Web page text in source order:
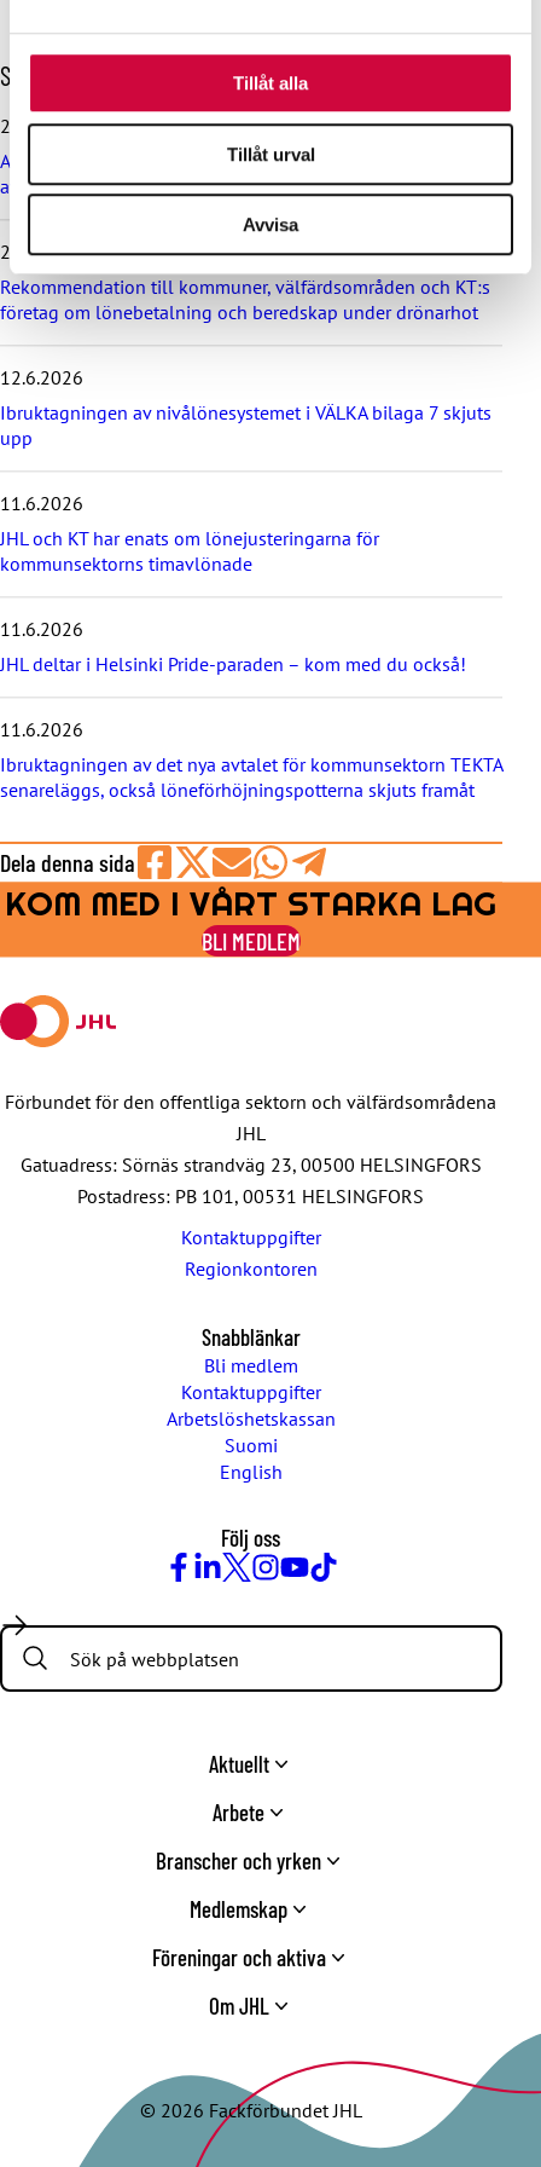
information som du har tillhandahållit eller som de har
Tillåt alla
Tillåt urval
Avvisa
H
o
p
p
a
ö
r
d
e
n
a
s
e
n
y
h
e
t
e
n
a
Senaste nyheterna
29.6.2026
Arbetsdomstolen dömde Helsingfors stad till böter på grund
av brott mot kollektivavtal
24.6.2026
Rekommendation till kommuner, välfärdsområden och KT:s
företag om lönebetalning och beredskap under drönarhot
12.6.2026
Ibruktagningen av nivålönesystemet i VÄLKA bilaga 7 skjuts
upp
11.6.2026
JHL och KT har enats om lönejusteringarna för
kommunsektorns timavlönade
11.6.2026
JHL deltar i Helsinki Pride-paraden – kom med du också!
11.6.2026
Ibruktagningen av det nya avtalet för kommunsektorn TEKTA
senareläggs, också löneförhöjningspotterna skjuts framåt
Dela denna sida
Share
on
Facebook
Share
on
Share
by
E-
Share
on
WhatsApp
Share
on
Telegram
KOM MED I VÅRT STARKA LAG
BLI MEDLEM
Förbundet för den offentliga sektorn och välfärdsområdena
JHL
Gatuadress: Sörnäs strandväg 23, 00500 HELSINGFORS
Postadress: PB 101, 00531 HELSINGFORS
Kontaktuppgifter
Regionkontoren
Snabblänkar
Bli medlem
Kontaktuppgifter
Arbetslöshetskassan
Suomi
English
Följ oss
Search:
Aktuellt
Arbete
Branscher och yrken
Medlemskap
Föreningar och aktiva
Om JHL
© 2026 Fackförbundet JHL